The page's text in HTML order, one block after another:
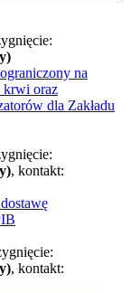
na
krwi oraz
dla Zakładu
, kontakt:
, kontakt: